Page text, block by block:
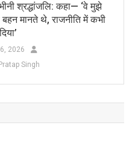
श्रद्धांजलि: कहा— ‘वे मुझे
मानते थे, राजनीति में कभी
2026
Singh